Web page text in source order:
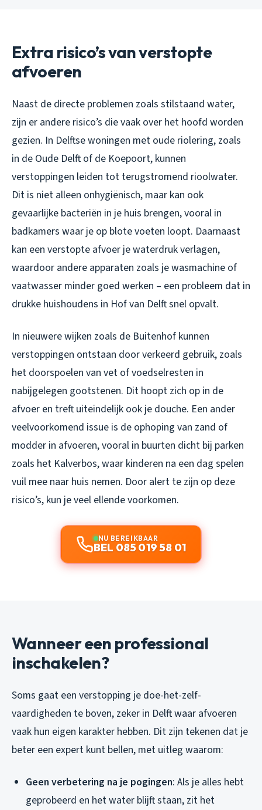
Extra risico’s van verstopte
afvoeren
Naast de directe problemen zoals stilstaand water,
zijn er andere risico’s die vaak over het hoofd worden
gezien. In Delftse woningen met oude riolering, zoals
in de Oude Delft of de Koepoort, kunnen
verstoppingen leiden tot terugstromend rioolwater.
Dit is niet alleen onhygiënisch, maar kan ook
gevaarlijke bacteriën in je huis brengen, vooral in
badkamers waar je op blote voeten loopt. Daarnaast
kan een verstopte afvoer je waterdruk verlagen,
waardoor andere apparaten zoals je wasmachine of
vaatwasser minder goed werken – een probleem dat in
drukke huishoudens in Hof van Delft snel opvalt.
In nieuwere wijken zoals de Buitenhof kunnen
verstoppingen ontstaan door verkeerd gebruik, zoals
het doorspoelen van vet of voedselresten in
nabijgelegen gootstenen. Dit hoopt zich op in de
afvoer en treft uiteindelijk ook je douche. Een ander
veelvoorkomend issue is de ophoping van zand of
modder in afvoeren, vooral in buurten dicht bij parken
zoals het Kalverbos, waar kinderen na een dag spelen
vuil mee naar huis nemen. Door alert te zijn op deze
risico’s, kun je veel ellende voorkomen.
NU BEREIKBAAR
BEL 085 019 58 01
Wanneer een professional
inschakelen?
Soms gaat een verstopping je doe-het-zelf-
vaardigheden te boven, zeker in Delft waar afvoeren
vaak hun eigen karakter hebben. Dit zijn tekenen dat je
beter een expert kunt bellen, met uitleg waarom:
Geen verbetering na je pogingen: Als je alles hebt
geprobeerd en het water blijft staan, zit het